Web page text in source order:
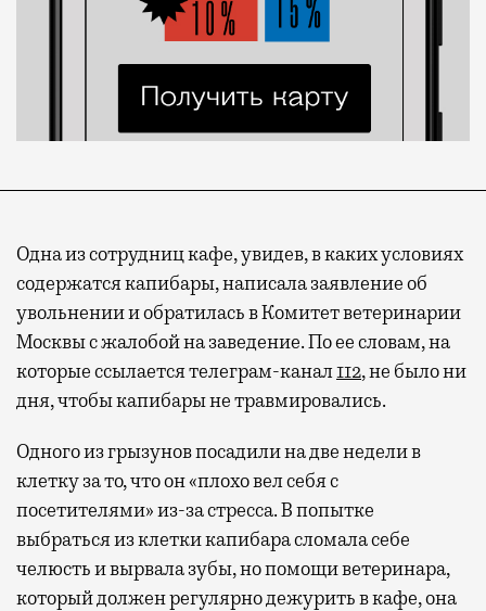
Одна из сотрудниц кафе, увидев, в каких условиях
содержатся капибары, написала заявление об
увольнении и обратилась в Комитет ветеринарии
Москвы с жалобой на заведение. По ее словам, на
которые ссылается телеграм-канал112, не было ни
дня, чтобы капибары не травмировались.
Одного из грызунов посадили на две недели в
клетку за то, что он «плохо вел себя с
посетителями» из-за стресса. В попытке
выбраться из клетки капибара сломала себе
челюсть и вырвала зубы, но помощи ветеринара,
который должен регулярно дежурить в кафе, она